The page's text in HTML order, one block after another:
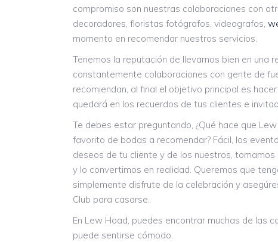
compromiso son nuestras colaboraciones con
decoradores, floristas fotógrafos, videografos,
momento en recomendar nuestros servicios.
Tenemos la reputación de llevarnos bien en una
constantemente colaboraciones con gente de
recomiendan, al final el objetivo principal es
quedará en los recuerdos de tus clientes e
Te debes estar preguntando, ¿Qué hace que
favorito de bodas a recomendar? Fácil, los
deseos de tu cliente y de los nuestros,
y lo convertimos en realidad. Queremos que
simplemente disfrute de la celebración y
Club para casarse.
En Lew Hoad, puedes encontrar muchas de las
puede sentirse cómodo.